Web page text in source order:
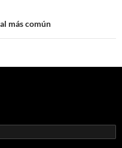
más común